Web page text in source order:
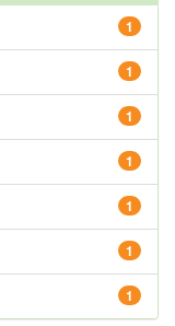
1
1
1
1
1
1
1